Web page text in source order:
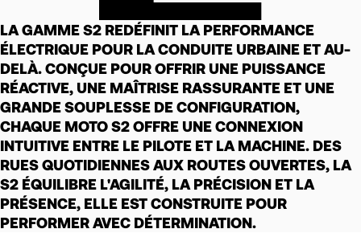
LA GAMME S2 REDÉFINIT LA PERFORMANCE
ÉLECTRIQUE POUR LA CONDUITE URBAINE ET AU-
DELÀ. CONÇUE POUR OFFRIR UNE PUISSANCE
RÉACTIVE, UNE MAÎTRISE RASSURANTE ET UNE
GRANDE SOUPLESSE DE CONFIGURATION,
CHAQUE MOTO S2 OFFRE UNE CONNEXION
INTUITIVE ENTRE LE PILOTE ET LA MACHINE. DES
RUES QUOTIDIENNES AUX ROUTES OUVERTES, LA
S2 ÉQUILIBRE L'AGILITÉ, LA PRÉCISION ET LA
PRÉSENCE, ELLE EST CONSTRUITE POUR
PERFORMER AVEC DÉTERMINATION.